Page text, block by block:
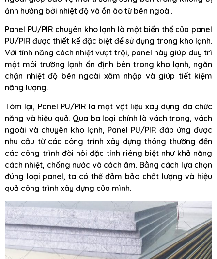
ảnh hưởng bởi nhiệt độ và ồn ào từ bên ngoài.
Panel PU/PIR chuyên kho lạnh là một biến thể của panel
PU/PIR được thiết kế đặc biệt để sử dụng trong kho lạnh.
Với tính năng cách nhiệt vượt trội, panel này giúp duy trì
một môi trường lạnh ổn định bên trong kho lạnh, ngăn
chặn nhiệt độ bên ngoài xâm nhập và giúp tiết kiệm
năng lượng.
Tóm lại, Panel PU/PIR là một vật liệu xây dựng đa chức
năng và hiệu quả. Qua ba loại chính là vách trong, vách
ngoài và chuyên kho lạnh, Panel PU/PIR đáp ứng được
nhu cầu từ các công trình xây dựng thông thường đến
các công trình đòi hỏi đặc tính riêng biệt như khả năng
cách nhiệt, chống nước và cách âm. Bằng cách lựa chọn
đúng loại panel, ta có thể đảm bảo chất lượng và hiệu
quả công trình xây dựng của mình.